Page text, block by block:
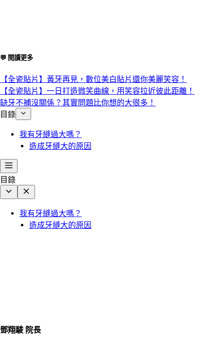
💬 閱讀更多
【全瓷貼片】黃牙再見，數位美白貼片還你美麗笑容！
【全瓷貼片】一日打造微笑曲線，用笑容拉近彼此距離！
缺牙不補沒關係？其實問題比你想的大很多！
目錄
我有牙縫過大嗎？
造成牙縫大的原因
目錄
我有牙縫過大嗎？
造成牙縫大的原因
鄧翔駿 院長